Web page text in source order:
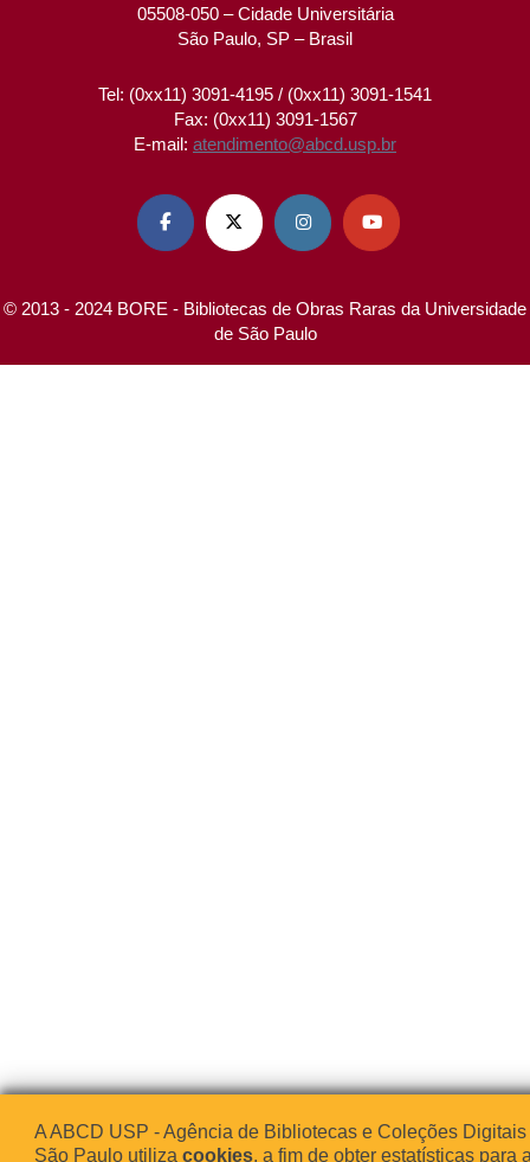
05508-050 – Cidade Universitária
São Paulo, SP – Brasil
Tel: (0xx11) 3091-4195 / (0xx11) 3091-1541
Fax: (0xx11) 3091-1567
E-mail: atendimento@abcd.usp.br
   
© 2013 - 2024 BORE - Bibliotecas de Obras Raras da Universidade
de São Paulo
A ABCD USP - Agência de Bibliotecas e Coleções
São Paulo utiliza cookies, a fim de obter estatísticas para